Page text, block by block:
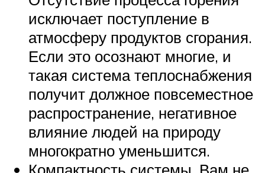
исключает поступление в
атмосферу продуктов сгорания.
Если это осознают многие, и
такая система теплоснабжения
получит должное повсеместное
распространение, негативное
влияние людей на природу
многократно уменьшится.